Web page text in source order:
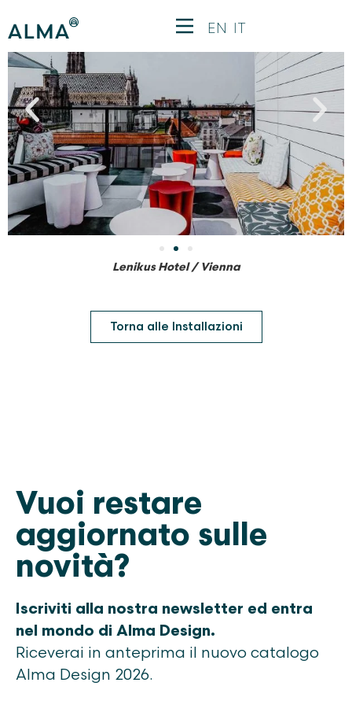
EN IT
Lenikus Hotel / Vienna
Torna alle Installazioni
Vuoi restare
aggiornato sulle
novità?
Iscriviti alla nostra newsletter ed entra
nel mondo di Alma Design.
Riceverai in anteprima il nuovo catalogo
Alma Design 2026.